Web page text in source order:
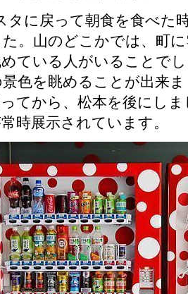
タに戻って朝食を食べた
。山のどこかでは、町
ている人がいることで
色を眺めることが出来
てから、松本を後にし
時展示されています。